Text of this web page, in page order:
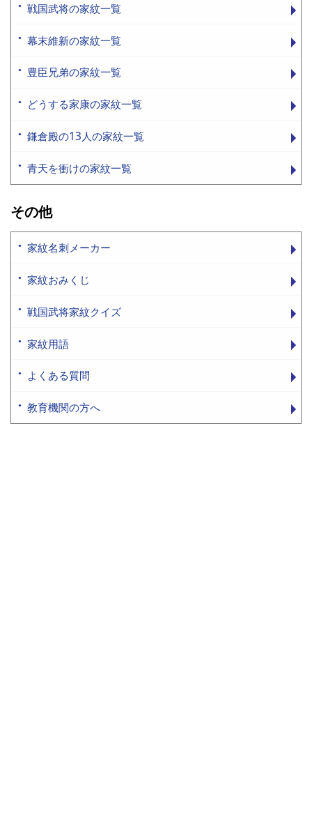
戦国武将の家紋一覧
幕末維新の家紋一覧
豊臣兄弟の家紋一覧
どうする家康の家紋一覧
鎌倉殿の13人の家紋一覧
青天を衝けの家紋一覧
その他
家紋名刺メーカー
家紋おみくじ
戦国武将家紋クイズ
家紋用語
よくある質問
教育機関の方へ